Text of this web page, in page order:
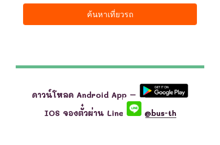
ดาวน์โหลด Android App –
IOS จองตั๋วผ่าน Line
@bus-th